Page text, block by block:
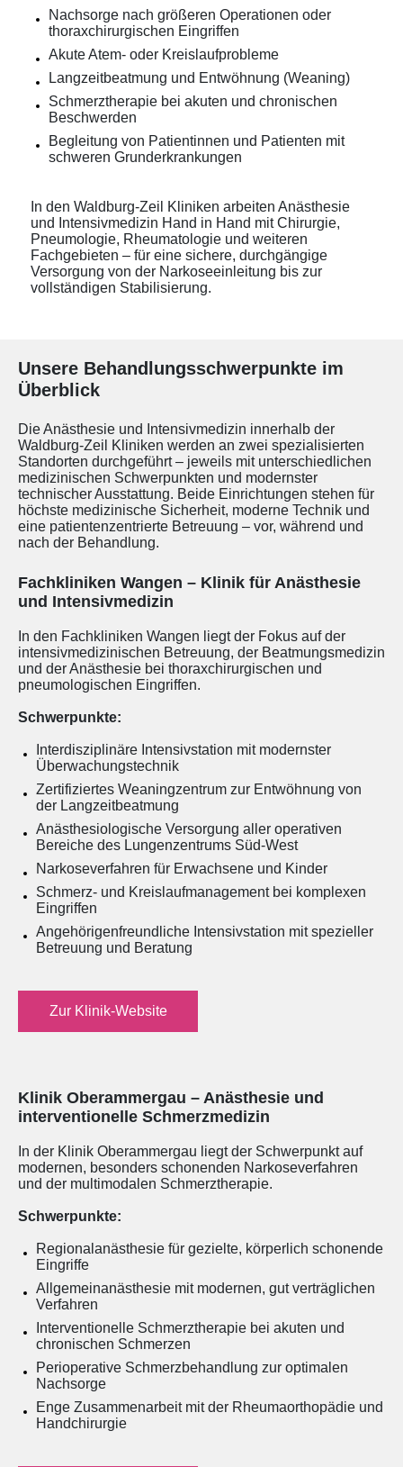
Nachsorge nach größeren Operationen oder
thoraxchirurgischen Eingriffen
Akute Atem- oder Kreislaufprobleme
Langzeitbeatmung und Entwöhnung (Weaning)
Schmerztherapie bei akuten und chronischen
Beschwerden
Begleitung von Patientinnen und Patienten mit
schweren Grunderkrankungen
In den Waldburg-Zeil Kliniken arbeiten Anästhesie
und Intensivmedizin Hand in Hand mit Chirurgie,
Pneumologie, Rheumatologie und weiteren
Fachgebieten – für eine sichere, durchgängige
Versorgung von der Narkoseeinleitung bis zur
vollständigen Stabilisierung.
Unsere Behandlungsschwerpunkte im
Überblick
Die Anästhesie und Intensivmedizin innerhalb der
Waldburg-Zeil Kliniken werden an zwei spezialisierten
Standorten durchgeführt – jeweils mit unterschiedlichen
medizinischen Schwerpunkten und modernster
technischer Ausstattung. Beide Einrichtungen stehen für
höchste medizinische Sicherheit, moderne Technik und
eine patientenzentrierte Betreuung – vor, während und
nach der Behandlung.
Fachkliniken Wangen – Klinik für Anästhesie
und Intensivmedizin
In den Fachkliniken Wangen liegt der Fokus auf der
intensivmedizinischen Betreuung, der Beatmungsmedizin
und der Anästhesie bei thoraxchirurgischen und
pneumologischen Eingriffen.
Schwerpunkte:
Interdisziplinäre Intensivstation mit modernster
Überwachungstechnik
Zertifiziertes Weaningzentrum zur Entwöhnung von
der Langzeitbeatmung
Anästhesiologische Versorgung aller operativen
Bereiche des Lungenzentrums Süd-West
Narkoseverfahren für Erwachsene und Kinder
Schmerz- und Kreislaufmanagement bei komplexen
Eingriffen
Angehörigenfreundliche Intensivstation mit spezieller
Betreuung und Beratung
Zur Klinik-Website
Klinik Oberammergau – Anästhesie und
interventionelle Schmerzmedizin
In der Klinik Oberammergau liegt der Schwerpunkt auf
modernen, besonders schonenden Narkoseverfahren
und der multimodalen Schmerztherapie.
Schwerpunkte:
Regionalanästhesie für gezielte, körperlich schonende
Eingriffe
Allgemeinanästhesie mit modernen, gut verträglichen
Verfahren
Interventionelle Schmerztherapie bei akuten und
chronischen Schmerzen
Perioperative Schmerzbehandlung zur optimalen
Nachsorge
Enge Zusammenarbeit mit der Rheumaorthopädie und
Handchirurgie